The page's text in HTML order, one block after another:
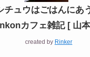
チュウはごはんにあ
カフェ雑記 [ 山
created by Rinker